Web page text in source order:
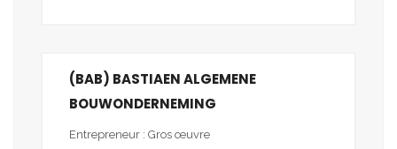
(BAB) BASTIAEN ALGEMENE
BOUWONDERNEMING
Entrepreneur : Gros œuvre